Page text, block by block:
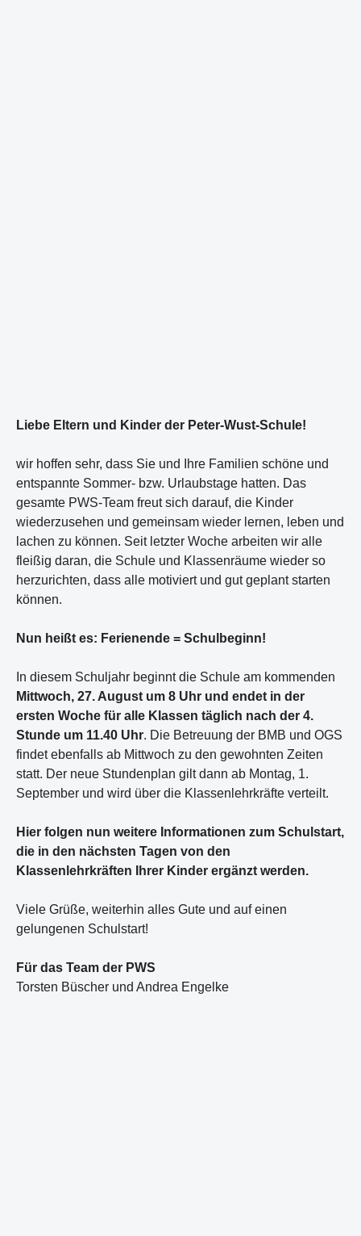
Liebe Eltern und Kinder der Peter-Wust-Schule!
wir hoffen sehr, dass Sie und Ihre Familien schöne und
entspannte Sommer- bzw. Urlaubstage hatten. Das
gesamte PWS-Team freut sich darauf, die Kinder
wiederzusehen und gemeinsam wieder lernen, leben und
lachen zu können. Seit letzter Woche arbeiten wir alle
fleißig daran, die Schule und Klassenräume wieder so
herzurichten, dass alle motiviert und gut geplant starten
können.
Nun heißt es: Ferienende = Schulbeginn!
In diesem Schuljahr beginnt die Schule am kommenden
Mittwoch, 27. August um 8 Uhr und endet in der
ersten Woche für alle Klassen täglich nach der 4.
Stunde um 11.40 Uhr. Die Betreuung der BMB und OGS
findet ebenfalls ab Mittwoch zu den gewohnten Zeiten
statt. Der neue Stundenplan gilt dann ab Montag, 1.
September und wird über die Klassenlehrkräfte verteilt.
Hier folgen nun weitere Informationen zum Schulstart,
die in den nächsten Tagen von den
Klassenlehrkräften Ihrer Kinder ergänzt werden.
Viele Grüße, weiterhin alles Gute und auf einen
gelungenen Schulstart!
Für das Team der PWS
Torsten Büscher und Andrea Engelke